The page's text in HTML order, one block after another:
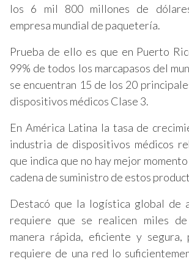
los 6 mil 800 millones de
empresa mundial de paquetería.
Prueba de ello es que en Puerto
99% de todos los marcapasos del
se encuentran 15 de los 20
dispositivos médicos Clase 3.
En América Latina la tasa de
industria de dispositivos médicos
que indica que no hay mejor
cadena de suministro de estos
Destacó que la logística global de
requiere que se realicen miles de
manera rápida, eficiente y
requiere de una red lo